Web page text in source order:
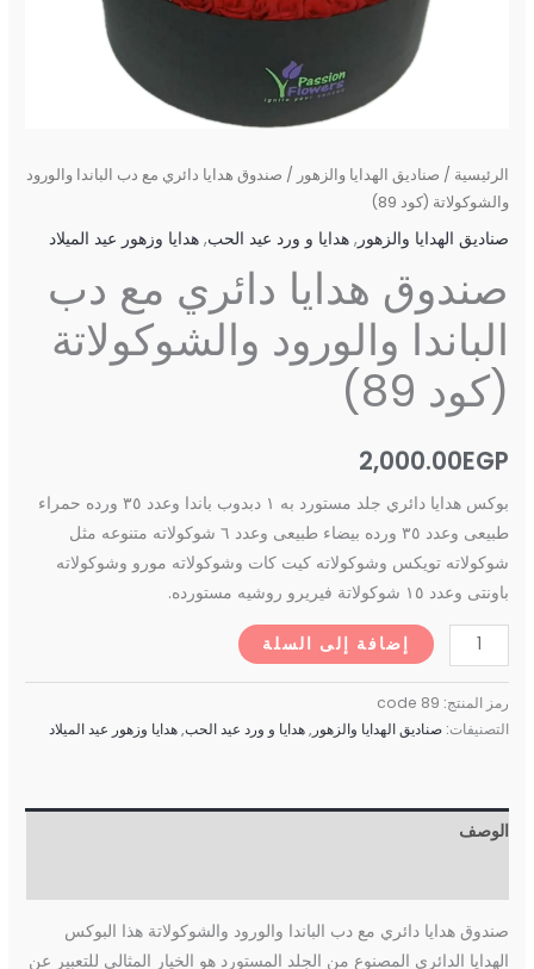
الرئيسية / صناديق الهدايا والزهور / صندوق هدايا دائري مع دب الباندا والورود
والشوكولاتة (كود 89)
صناديق الهدايا والزهور ,هدايا و ورد عيد الحب,هدايا وزهور عيد الميلاد
صندوق هدايا دائري مع دب
الباندا والورود والشوكولاتة
(كود 89)
2,000.00EGP
بوكس هدايا دائري جلد مستورد به ١ دبدوب باندا وعدد ٣٥ ورده حمراء
طبيعى وعدد ٣٥ ورده بيضاء طبيعى وعدد ٦ شوكولاته متنوعه مثل
شوكولاته تويكس وشوكولاته كيت كات وشوكولاته مورو وشوكولاته
باونتى وعدد ١٥ شوكولاتة فيريرو روشيه مستورده.
إضافة إلى السلة
رمز المنتج: code 89
التصنيفات:صناديق الهدايا والزهور,هدايا و ورد عيد الحب,هدايا وزهور عيد الميلاد
الوصف
صندوق هدايا دائري مع دب الباندا والورود والشوكولاتة هذا البوكس
الهدايا الدائري المصنوع من الجلد المستورد هو الخيار المثالي للتعبير عن